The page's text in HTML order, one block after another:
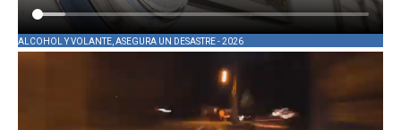
ALCOHOL Y VOLANTE, ASEGURA UN DESASTRE - 2026